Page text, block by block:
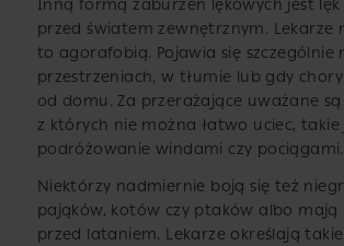
Inną formą zaburzeń lękowych jest lęk
przed światem zewnętrznym. Lekarze
to agorafobią. Pojawia się
przestrzeniach, w tłumie lub gdy
od domu. Za przerażające uważane
z których nie można łatwo uciec, takie
podróżowanie windami czy pociągami.
Niektórzy nadmiernie boją się też
pająków, kotów czy ptaków albo mają
przed lataniem. Lekarze określają